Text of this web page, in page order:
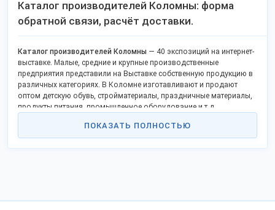
Каталог производителей Коломны: форма
обратной связи, расчёт доставки.
Каталог производителей Коломны — 40 экспозиций на интернет-
выставке. Малые, средние и крупные производственные
предприятия представили на Выставке собственную продукцию в
различных категориях. В Коломне изготавливают и продают
оптом детскую обувь, стройматериалы, праздничные материалы,
продукты питания, промышленное оборудование и т.д.
Каталог содержит открытые контакты, официальные сайты и
ПОКАЗАТЬ ПОЛНОСТЬЮ